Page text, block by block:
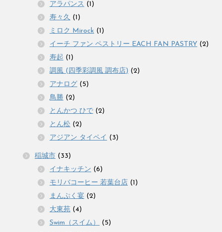
アラパンス (1)
寿々久 (1)
ミロク Mirock (1)
イーチ ファン ペストリー EACH FAN PASTRY (2)
寿起 (1)
調風 (四季彩調風 調布店) (2)
アナログ (5)
鳥勝 (2)
とんかつ ひで (2)
とん松 (2)
アジアン タイペイ (3)
稲城市 (33)
イナキッチン (6)
モリバコーヒー 若葉台店 (1)
まんぷく宴 (2)
大東苑 (4)
Swim（スイム）
(5)